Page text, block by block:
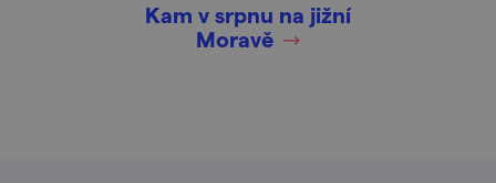
Kam v srpnu na jižní
Moravě